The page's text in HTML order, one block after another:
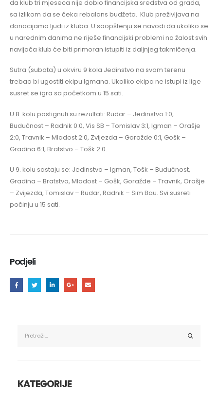
da klub tri mjeseca nije dobio financijska sredstva od grada,
sa izlikom da se čeka rebalans budžeta. Klub preživljava na
donacijama ljudi iz kluba. U saopštenju se navodi da ukoliko se
u narednim danima ne riješe financijski problemi na žalost svih
navijača klub će biti primoran istupiti iz daljnjeg takmičenja.
Sutra (subota) u okviru 9 kola Jedinstvo na svom terenu
trebao bi ugostiti ekipu Igmana. Ukoliko ekipa ne istupi iz lige
susret se igra sa početkom u 15 sati.
U 8. kolu postignuti su rezultati: Rudar – Jedinstvo 1:0,
Budućnost – Radnik 0:0, Vis SB – Tomislav 3:1, Igman – Orašje
2:0, Travnik – Mladost 2:0, Zvijezda – Goražde 0:1, Gošk –
Gradina 6:1, Bratstvo – Tošk 2:0.
U 9. kolu sastaju se: Jedinstvo – Igman, Tošk – Budućnost,
Gradina – Bratstvo, Mladost – Gošk, Goražde – Travnik, Orašje
– Zvijezda, Tomislav – Rudar, Radnik – Sim Bau. Svi susreti
počinju u 15 sati.
Podjeli
KATEGORIJE